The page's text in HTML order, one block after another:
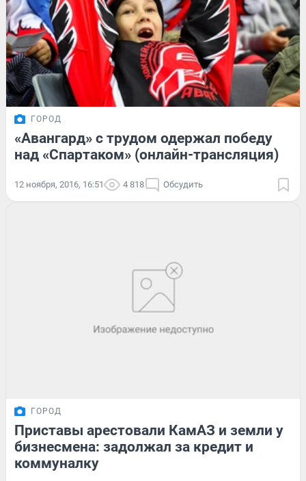
ГОРОД
«Авангард» с трудом одержал победу
над «Спартаком» (онлайн-трансляция)
12 ноября, 2016, 16:51 4 818 Обсудить
ГОРОД
Приставы арестовали КамАЗ и земли у
бизнесмена: задолжал за кредит и
коммуналку